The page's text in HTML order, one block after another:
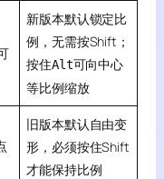
新版本默认锁定比
例，无需按Shift；
按住Alt可向中心
等比例缩放
旧版本默认自由变
形，必须按住Shift
才能保持比例